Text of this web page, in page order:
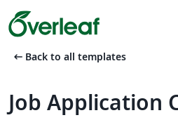
arrow_left_alt Back to all templates
Job Application